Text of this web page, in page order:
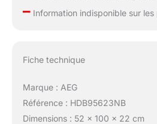
–Information indisponible sur
Fiche technique
Marque : AEG
Référence : HDB95623NB
Dimensions : 52 x 100 x 22 cm